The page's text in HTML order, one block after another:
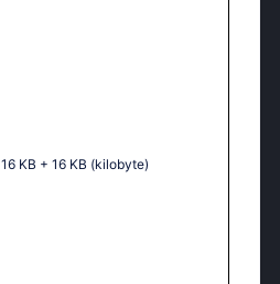
16 KB + 16 KB (kilobyte)